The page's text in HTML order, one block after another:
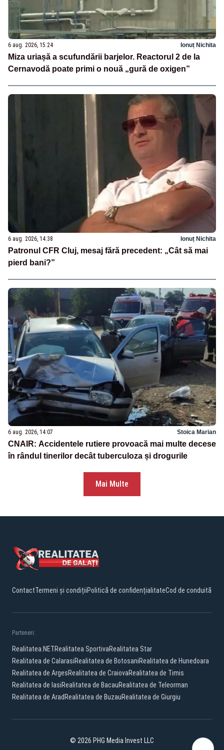
6 aug. 2026, 15:24 Ionuț Nichita
Miza uriașă a scufundării barjelor. Reactorul 2 de la
Cernavodă poate primi o nouă „gură de oxigen”
6 aug. 2026, 14:38 Ionuț Nichita
Patronul CFR Cluj, mesaj fără precedent: „Cât să mai
pierd bani?”
6 aug. 2026, 14:07 Stoica Marian
CNAIR: Accidentele rutiere provoacă mai multe decese
în rândul tinerilor decât tuberculoza și drogurile
Mai Multe
ContactTermeni și condițiiPolitică de confidențialitateCod de conduită
Parteneri:
Realitatea.NETRealitatea SportivaRealitatea Star
Realitatea de CalarasiRealitatea de BotosaniRealitatea de Hunedoara
Realitatea de ArgesRealitatea de CraiovaRealitatea de Timis
Realitatea de IasiRealitatea de BacauRealitatea de Teleorman
Realitatea de Arad Realitatea de BuzauRealitatea de Giurgiu
© 2026 PHG Media Invest LLC